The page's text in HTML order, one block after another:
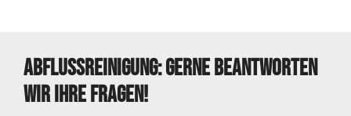
Abflussreinigung: Gerne beantworten
wir Ihre Fragen!